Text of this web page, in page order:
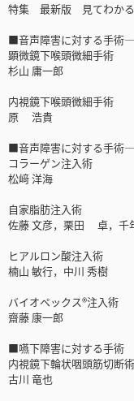
特集 最新版 見てわか
■音声障害に対する手術
顕微鏡下喉頭微細手術
杉山 庸一郎
内視鏡下喉頭微細手術
原 浩貴
■音声障害に対する手術
コラーゲン注入術
松﨑 洋海
自家脂肪注入術
佐藤 文彦，栗田 卓，千
ヒアルロン酸注入術
楠山 敏行，中川 秀樹
バイオペックス®注入術
齋藤 康一郎
■嚥下障害に対する手術
内視鏡下輪状咽頭筋切断術
古川 竜也